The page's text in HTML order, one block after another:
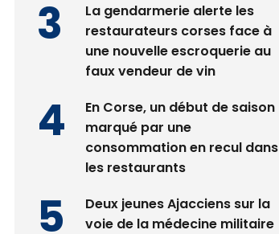
La gendarmerie alerte les
restaurateurs corses face à
une nouvelle escroquerie au
faux vendeur de vin
En Corse, un début de saison
marqué par une
consommation en recul dans
les restaurants
Deux jeunes Ajacciens sur la
voie de la médecine militaire